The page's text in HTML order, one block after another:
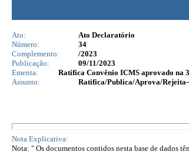
Ato:
Ato Declaratório
Número:
34
Complemento:
/2023
Publicação:
09/11/2023
Ementa:
Ratifica Convênio ICMS aprovado na
Assunto:
Ratifica/Publica/Aprova/
Nota Explicativa:
Nota: " Os documentos contidos nesta base de dados